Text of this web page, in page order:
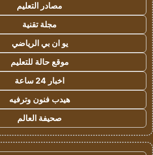
مصادر التعليم
مجلة تقنية
يو ان بي الرياضي
موقع حالة للتعليم
اخبار 24 ساعة
هيدب فنون وترفيه
صحيفة العالم